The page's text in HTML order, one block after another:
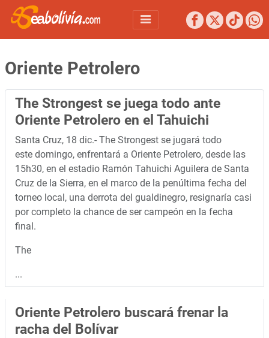
Oriente Petrolero
The Strongest se juega todo ante
Oriente Petrolero en el Tahuichi
Santa Cruz, 18 dic.- The Strongest se jugará todo
este domingo, enfrentará a Oriente Petrolero, desde las
15h30, en el estadio Ramón Tahuichi Aguilera de Santa
Cruz de la Sierra, en el marco de la penúltima fecha del
torneo local, una derrota del gualdinegro, resignaría casi
por completo la chance de ser campeón en la fecha
final.
The
...
Oriente Petrolero buscará frenar la
racha del Bolívar